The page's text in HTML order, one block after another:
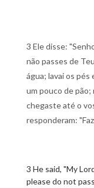
3 Ele disse:
não passes de
água; lavai os pés
um pouco de pão;
chegaste até o
responderam:
3 He said, "My
please do not